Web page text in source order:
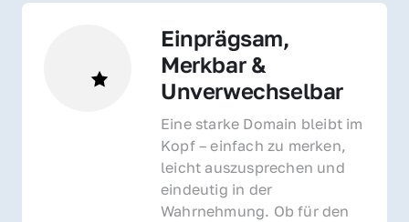
Einprägsam,
Merkbar &
Unverwechselbar
Eine starke Domain bleibt im
Kopf – einfach zu merken,
leicht auszusprechen und
eindeutig in der
Wahrnehmung. Ob für den